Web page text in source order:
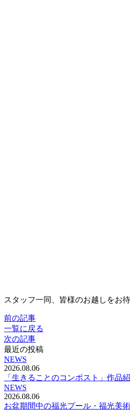
スタッフ一同、皆様のお越しをお
前の記事
一覧に戻る
次の記事
最近の投稿
NEWS
2026.08.06
「生きることのコンポスト」作品
NEWS
2026.08.06
お盆期間中の福光プール・福光美